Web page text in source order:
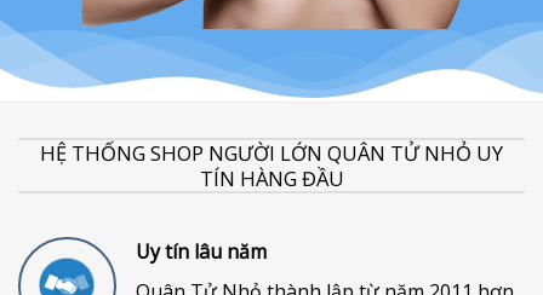
HỆ THỐNG SHOP NGƯỜI LỚN QUÂN TỬ NHỎ UY
TÍN HÀNG ĐẦU
Uy tín lâu năm